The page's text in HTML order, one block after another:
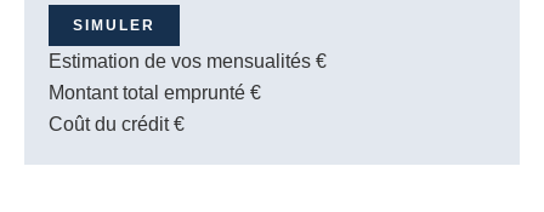
SIMULER
Estimation de vos mensualités €
Montant total emprunté €
Coût du crédit€